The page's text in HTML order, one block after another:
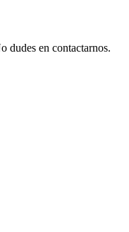
dudes en contactarnos.